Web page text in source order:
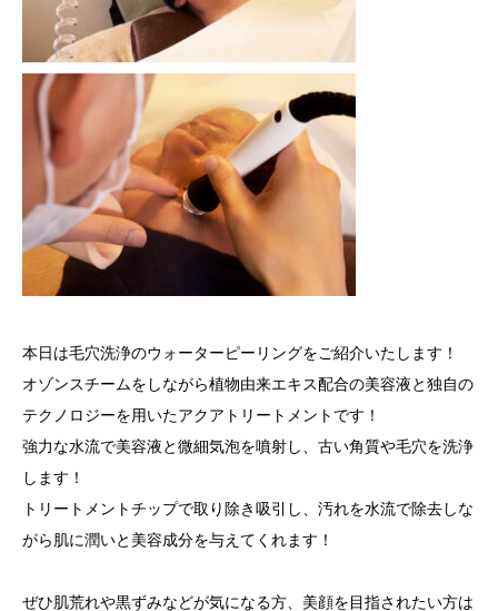
本日は毛穴洗浄のウォーターピーリングをご紹介いたします！
オゾンスチームをしながら植物由来エキス配合の美容液と独自の
テクノロジーを用いたアクアトリートメントです！
強力な水流で美容液と微細気泡を噴射し、古い角質や毛穴を洗浄
します！
トリートメントチップで取り除き吸引し、汚れを水流で除去しな
がら肌に潤いと美容成分を与えてくれます！
ぜひ肌荒れや黒ずみなどが気になる方、美顔を目指されたい方は